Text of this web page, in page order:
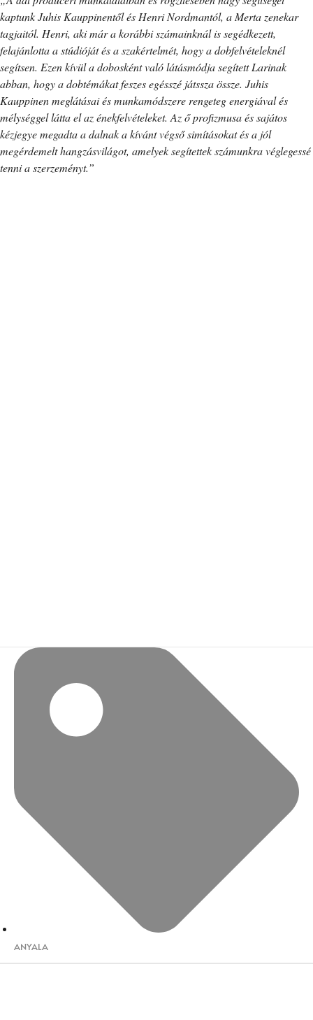
kaptunk Juhis Kauppinentől és Henri Nordmantól, a Merta zenekar
tagjaitól. Henri, aki már a korábbi számainknál is segédkezett,
felajánlotta a stúdióját és a szakértelmét, hogy a dobfelvételeknél
segítsen. Ezen kívül a dobosként való látásmódja segített Larinak
abban, hogy a dobtémákat feszes egésszé játssza össze. Juhis
Kauppinen meglátásai és munkamódszere rengeteg energiával és
mélységgel látta el az énekfelvételeket. Az ő profizmusa és sajátos
kézjegye megadta a dalnak a kívánt végső simításokat és a jól
megérdemelt hangzásvilágot, amelyek segítettek számunkra véglegessé
tenni a szerzeményt.”
ANYALA